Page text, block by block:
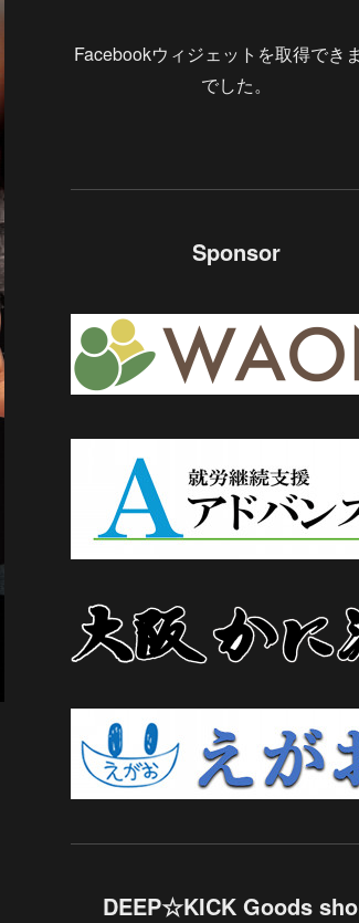
Facebookウィジェットを取得でき
でした。
Sponsor
DEEP☆KICK Goods